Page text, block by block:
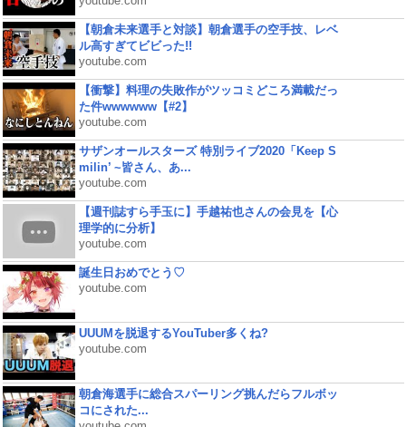
【朝倉未来選手と対談】朝倉選手の空手技、レベ
ル高すぎてビビった!!
youtube.com
【衝撃】料理の失敗作がツッコミどころ満載だっ
た件wwwwww【#2】
youtube.com
サザンオールスターズ 特別ライブ2020「Keep S
milin’ ~皆さん、あ...
youtube.com
【週刊誌すら手玉に】手越祐也さんの会見を【心
理学的に分析】
youtube.com
誕生日おめでとう♡
youtube.com
UUUMを脱退するYouTuber多くね?
youtube.com
朝倉海選手に総合スパーリング挑んだらフルボッ
コにされた...